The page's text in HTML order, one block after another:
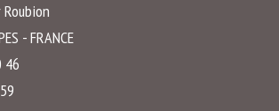
- FRANCE
46